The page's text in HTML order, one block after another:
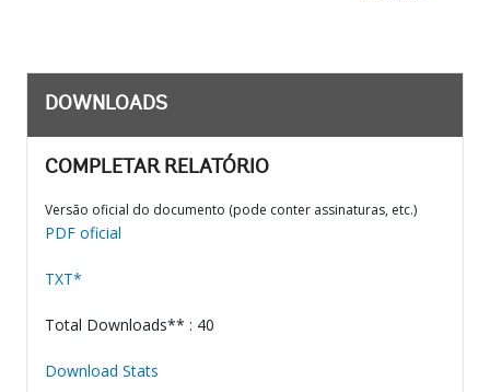
DOWNLOADS
COMPLETAR RELATÓRIO
Versão oficial do documento (pode conter assinaturas, etc.)
PDF oficial
TXT*
Total Downloads** : 40
Download Stats